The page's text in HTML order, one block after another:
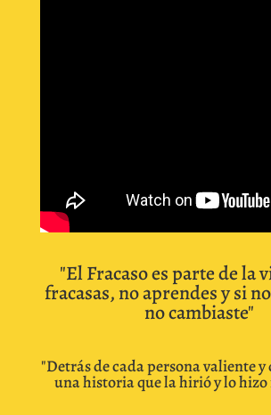
"El Fracaso es parte de la
fracasas, no aprendes y si
no cambiaste"
"Detrás de cada persona valiente
una historia que la hirió y lo hizo